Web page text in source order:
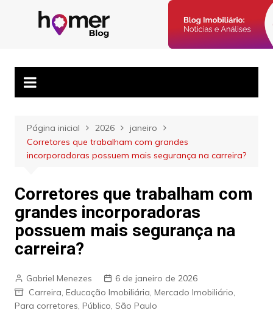
Blog Homer:
Mercado
Imobiliário,
Posts semanais sobre o mercado imobiliário e dicas para
corretores imobiliários encontrarem parceiros e venderem mais.
Página inicial 2026
janeiro
Corretores que trabalham com grandes
incorporadoras possuem mais segurança na carreira?
Corretores que trabalham com
grandes incorporadoras
possuem mais segurança na
carreira?
Gabriel Menezes
6 de janeiro de 2026
Carreira, Educação Imobiliária, Mercado Imobiliário,
Para corretores, Público, São Paulo